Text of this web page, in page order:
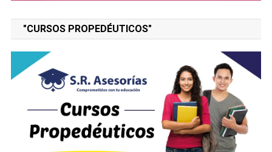
"CURSOS PROPEDÉUTICOS"